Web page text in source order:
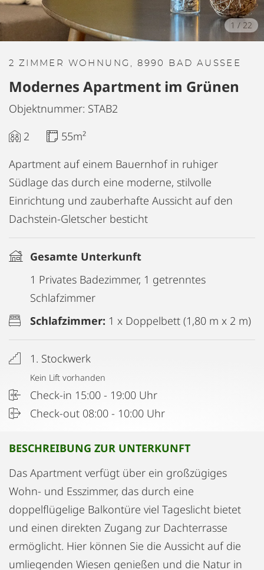
1 /22
2 ZIMMER WOHNUNG, 8990 BAD AUSSEE
Modernes Apartment im Grünen
Objektnummer: STAB2
2
55m²
Apartment auf einem Bauernhof in ruhiger
Südlage das durch eine moderne, stilvolle
Einrichtung und zauberhafte Aussicht auf den
Dachstein-Gletscher besticht
Gesamte Unterkunft
1 Privates Badezimmer, 1 getrenntes
Schlafzimmer
Schlafzimmer: 1 x Doppelbett (1,80 m x 2 m)
1. Stockwerk
Kein Lift vorhanden
Check-in 15:00 - 19:00 Uhr
Check-out 08:00 - 10:00 Uhr
BESCHREIBUNG ZUR UNTERKUNFT
Das Apartment verfügt über ein großzügiges
Wohn- und Esszimmer, das durch eine
doppelflügelige Balkontüre viel Tageslicht bietet
und einen direkten Zugang zur Dachterrasse
ermöglicht. Hier können Sie die Aussicht auf die
umliegenden Wiesen genießen und die Natur in